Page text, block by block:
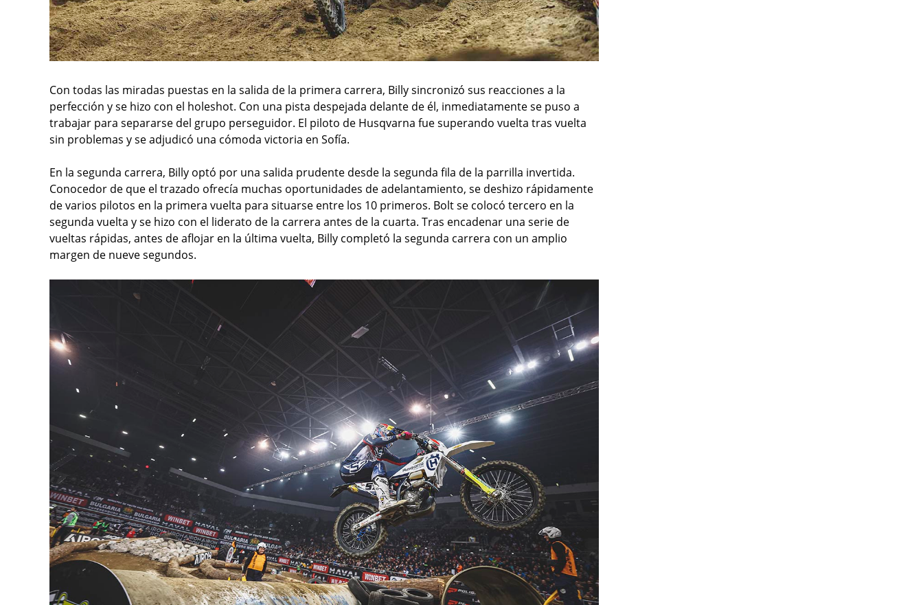
Con todas las miradas puestas en la salida de la primera carrera, Billy sincronizó sus reacciones a la
perfección y se hizo con el holeshot. Con una pista despejada delante de él, inmediatamente se puso a
trabajar para separarse del grupo perseguidor. El piloto de Husqvarna fue superando vuelta tras vuelta
sin problemas y se adjudicó una cómoda victoria en Sofía.
En la segunda carrera, Billy optó por una salida prudente desde la segunda fila de la parrilla invertida.
Conocedor de que el trazado ofrecía muchas oportunidades de adelantamiento, se deshizo rápidamente
de varios pilotos en la primera vuelta para situarse entre los 10 primeros. Bolt se colocó tercero en la
segunda vuelta y se hizo con el liderato de la carrera antes de la cuarta. Tras encadenar una serie de
vueltas rápidas, antes de aflojar en la última vuelta, Billy completó la segunda carrera con un amplio
margen de nueve segundos.